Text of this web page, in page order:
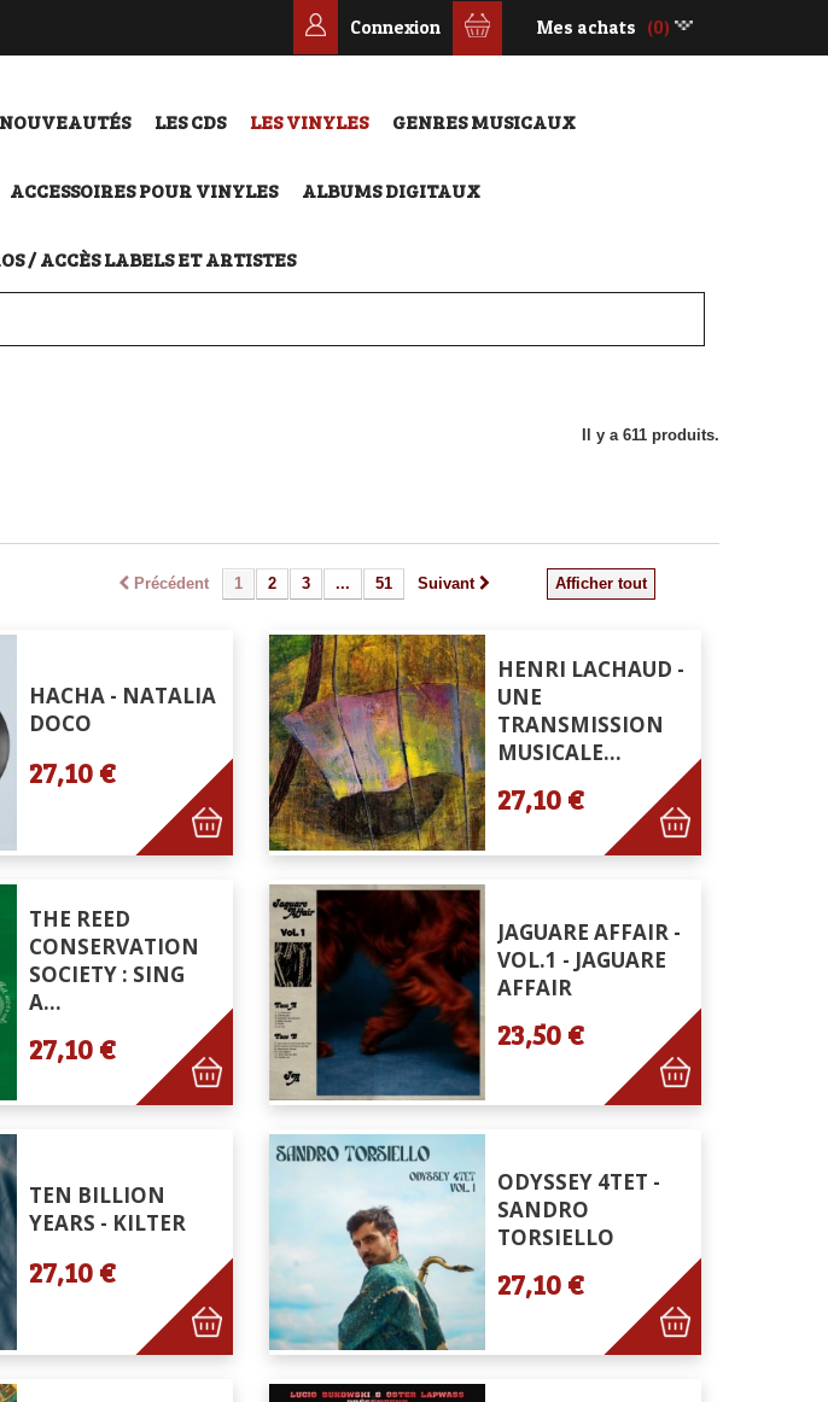
Mes achats (0)
Connexion
NOUVEAUTÉS LES CDS LES VINYLES GENRES MUSICAUX
ACCESSOIRES POUR VINYLES ALBUMS DIGITAUX
/ ACCÈS LABELS ET ARTISTES
Il y a 611 produits.
Afficher tout
Précédent 1 2 3 ... 51 Suivant
HACHA - NATALIA
DOCO
27,10 €
HENRI LACHAUD -
UNE
TRANSMISSION
MUSICALE...
27,10 €
THE REED
CONSERVATION
SOCIETY : SING
A...
27,10 €
JAGUARE AFFAIR -
VOL.1 - JAGUARE
AFFAIR
23,50 €
TEN BILLION
YEARS - KILTER
27,10 €
ODYSSEY 4TET -
SANDRO
TORSIELLO
27,10 €